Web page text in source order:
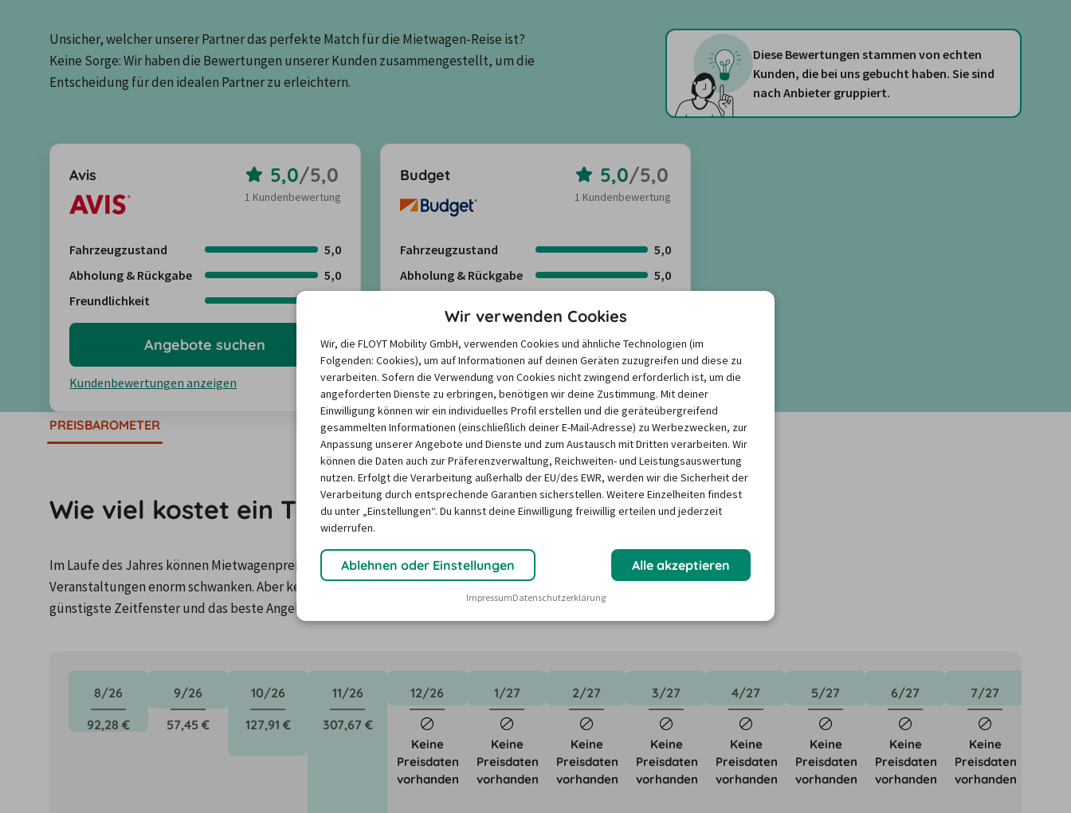
Unsicher, welcher unserer Partner das perfekte Match für die Mietwagen-Reise ist?
Keine Sorge: Wir haben die Bewertungen unserer Kunden zusammengestellt, um die
Entscheidung für den idealen Partner zu erleichtern.
Diese Bewertungen stammen von echten
Kunden, die bei uns gebucht haben. Sie sind
nach Anbieter gruppiert.
Avis 5,0/5,0
1 Kundenbewertung
Fahrzeugzustand
5,0
Abholung & Rückgabe
5,0
Freundlichkeit
Kundenbewertungen anzeigen
Angebote suchen
Budget 5,0/5,0
1 Kundenbewertung
Fahrzeugzustand
5,0
Abholung & Rückgabe
5,0
Kundenbewertungen anzeigen
Angebote suchen
PREISBAROMETER
Wie viel kostet ein Transporter in Wernigerode?
Im Laufe des Jahres können Mietwagenpreise durch Faktoren wie saisonale Nachfrage, Feiertage oder lokale
Veranstaltungen enorm schwanken. Aber keine Panik: Unser Mietwagen-Preisbarometer hilft immer, das
günstigste Zeitfenster und das beste Angebot für den Mietwagen zu finden – versprochen!
8/26
92,28 €
9/26
57,45 €
10/26
127,91 €
11/26
307,67 €
12/26
Keine
Preisdaten
vorhanden
1/27
Keine
Preisdaten
vorhanden
2/27
Keine
Preisdaten
vorhanden
3/27
Keine
Preisdaten
vorhanden
4/27
Keine
Preisdaten
vorhanden
5/27
Keine
Preisdaten
vorhanden
6/27
Keine
Preisdaten
vorhanden
7/27
Keine
Preisdaten
vorhanden
Wir verwenden Cookies
Wir, die FLOYT Mobility GmbH, verwenden Cookies und ähnliche Technologien (im
Folgenden: Cookies), um auf Informationen auf deinen Geräten zuzugreifen und diese zu
verarbeiten. Sofern die Verwendung von Cookies nicht zwingend erforderlich ist, um die
angeforderten Dienste zu erbringen, benötigen wir deine Zustimmung. Mit deiner
Einwilligung können wir ein individuelles Profil erstellen und die geräteübergreifend
gesammelten Informationen (einschließlich deiner E-Mail-Adresse) zu Werbezwecken, zur
Anpassung unserer Angebote und Dienste und zum Austausch mit Dritten verarbeiten. Wir
können die Daten auch zur Präferenzverwaltung, Reichweiten- und Leistungsauswertung
nutzen. Erfolgt die Verarbeitung außerhalb der EU/des EWR, werden wir die Sicherheit der
Verarbeitung durch entsprechende Garantien sicherstellen. Weitere Einzelheiten findest
du unter „Einstellungen“. Du kannst deine Einwilligung freiwillig erteilen und jederzeit
widerrufen.
Ablehnen oder Einstellungen Alle akzeptieren
ImpressumDatenschutzerklärung